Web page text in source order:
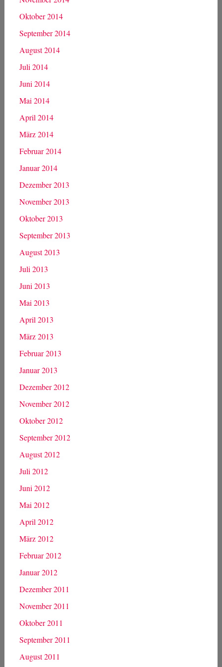
Oktober 2014
September 2014
August 2014
Juli 2014
Juni 2014
Mai 2014
April 2014
März 2014
Februar 2014
Januar 2014
Dezember 2013
November 2013
Oktober 2013
September 2013
August 2013
Juli 2013
Juni 2013
Mai 2013
April 2013
März 2013
Februar 2013
Januar 2013
Dezember 2012
November 2012
Oktober 2012
September 2012
August 2012
Juli 2012
Juni 2012
Mai 2012
April 2012
März 2012
Februar 2012
Januar 2012
Dezember 2011
November 2011
Oktober 2011
September 2011
August 2011